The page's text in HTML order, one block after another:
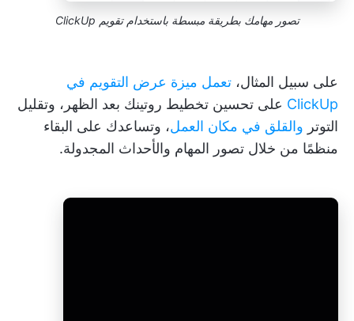
تصور مهامك بطريقة مبسطة باستخدام تقويم ClickUp
على سبيل المثال، تعمل ميزة عرض التقويم في
ClickUp على تحسين تخطيط روتينك بعد الظهر، وتقليل
التوتر والقلق في مكان العمل، وتساعدك على البقاء
منظمًا من خلال تصور المهام والأحداث المجدولة.